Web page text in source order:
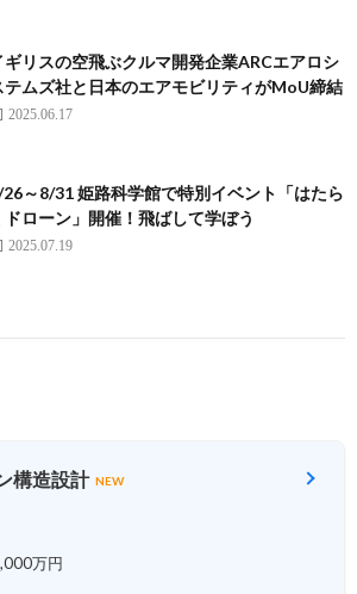
ギリスの空飛ぶクルマ開発企業ARCエアロシ
テムズ社と日本のエアモビリティがMoU締結
2025.06.17
26～8/31 姫路科学館で特別イベント「はたら
ドローン」開催！飛ばして学ぼう
2025.07.19
構造設計 NEW
万円